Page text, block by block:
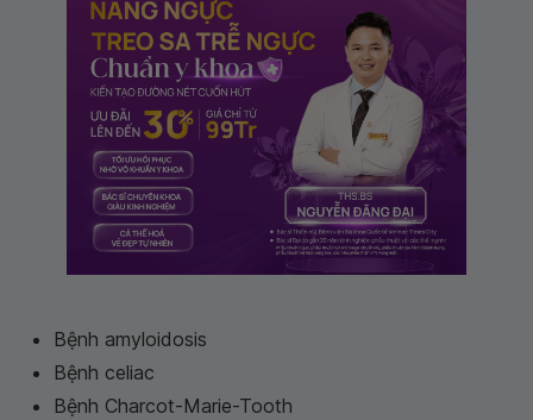
Bệnh amyloidosis
Bệnh celiac
Bệnh Charcot-Marie-Tooth